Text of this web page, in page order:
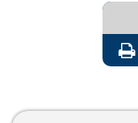
طباعة